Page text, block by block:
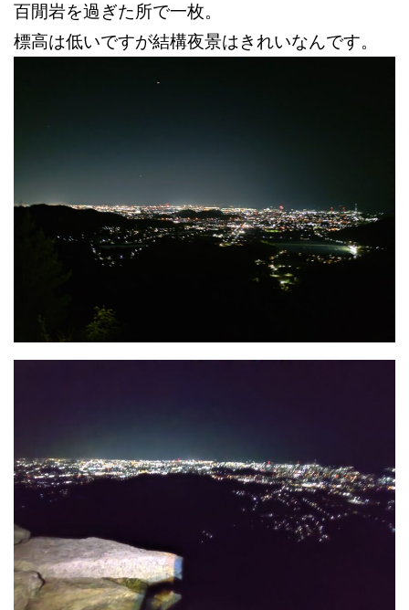
百閒岩を過ぎた所で一枚。
標高は低いですが結構夜景はきれいなんです。